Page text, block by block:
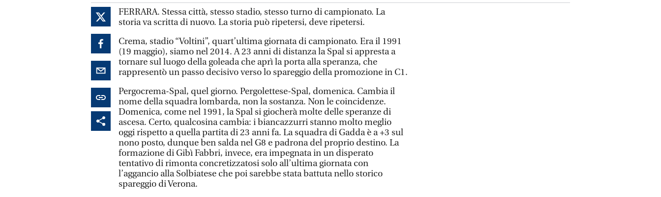
FERRARA. Stessa città, stesso stadio, stesso turno di campionato. La
storia va scritta di nuovo. La storia può ripetersi, deve ripetersi.
Crema, stadio “Voltini”, quart’ultima giornata di campionato. Era il 1991
(19 maggio), siamo nel 2014. A 23 anni di distanza la Spal si appresta a
tornare sul luogo della goleada che aprì la porta alla speranza, che
rappresentò un passo decisivo verso lo spareggio della promozione in C1.
Pergocrema-Spal, quel giorno. Pergolettese-Spal, domenica. Cambia il
nome della squadra lombarda, non la sostanza. Non le coincidenze.
Domenica, come nel 1991, la Spal si giocherà molte delle speranze di
ascesa. Certo, qualcosina cambia: i biancazzurri stanno molto meglio
oggi rispetto a quella partita di 23 anni fa. La squadra di Gadda è a +3 sul
nono posto, dunque ben salda nel G8 e padrona del proprio destino. La
formazione di Gibì Fabbri, invece, era impegnata in un disperato
tentativo di rimonta concretizzatosi solo all’ultima giornata con
l’aggancio alla Solbiatese che poi sarebbe stata battuta nello storico
spareggio di Verona.